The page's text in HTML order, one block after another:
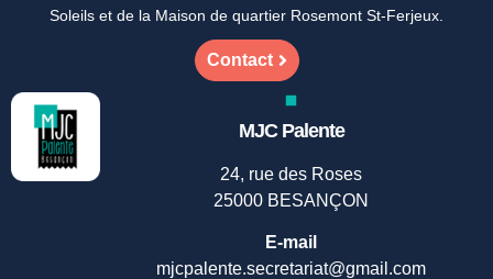
Soleils et de la Maison de quartier Rosemont St-Ferjeux.
Contact
MJC Palente
24, rue des Roses
25000 BESANÇON
E-mail
mjcpalente.secretariat@gmail.com